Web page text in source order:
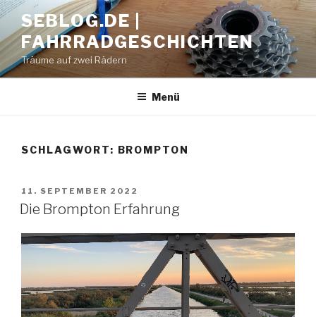
Zum
Inhalt
springen
SEBLOG.DE |
FAHRRADGESCHICHTEN
Träume auf zwei Rädern
Menü
SCHLAGWORT: BROMPTON
VERÖFFENTLICHT
AM
11. SEPTEMBER 2022
Die Brompton Erfahrung